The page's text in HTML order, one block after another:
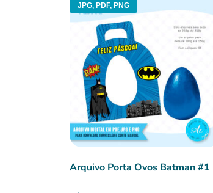
JPG, PDF, PNG
Arquivo Porta Ovos Batman #1